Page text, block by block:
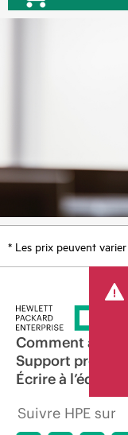
* Les prix peuvent
Comment
Support produit
Écrire à
Suivre HPE sur